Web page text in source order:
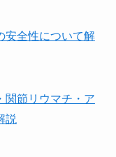
安全性について解
関節リウマチ・ア
説